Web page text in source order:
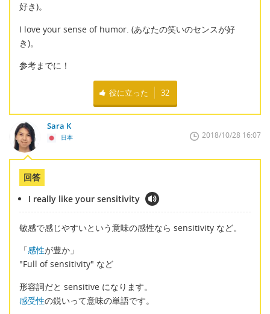
好き)。
I love your sense of humor. (あなたの笑いのセンスが好
き)。
参考までに！
役に立った 32
Sara K
日本 2018/10/28 16:07
回答
I really like your sensitivity
敏感で感じやすいという意味の感性なら sensitivity など。
「感性が豊か」
"Full of sensitivity" など
形容詞だと sensitive になります。
感受性の鋭いって意味の単語です。